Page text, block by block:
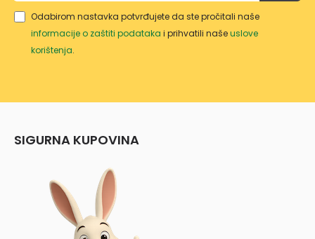
Odabirom nastavka potvrđujete da ste pročitali naše
informacije o zaštiti podataka i prihvatili našeuslove
korištenja.
SIGURNA KUPOVINA